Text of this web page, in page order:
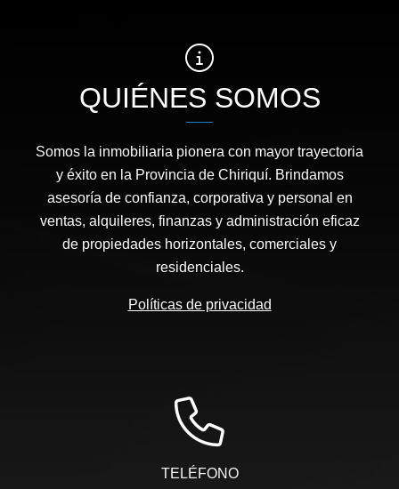
QUIÉNES SOMOS
Somos la inmobiliaria pionera con mayor trayectoria
y éxito en la Provincia de Chiriquí. Brindamos
asesoría de confianza, corporativa y personal en
ventas, alquileres, finanzas y administración eficaz
de propiedades horizontales, comerciales y
residenciales.
Políticas de privacidad
TELÉFONO